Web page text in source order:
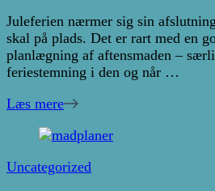
madplan
–
uge
2
Juleferien nærmer sig sin
skal på plads. Det er rart med en
planlægning af aftensmaden –
feriestemning i den og når …
Læs mere
Uncategorized